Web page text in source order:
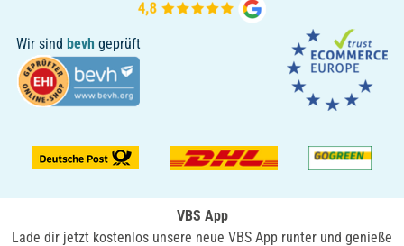
Wir sind bevh geprüft
VBS App
Lade dir jetzt kostenlos unsere neue VBS App runter und genieße